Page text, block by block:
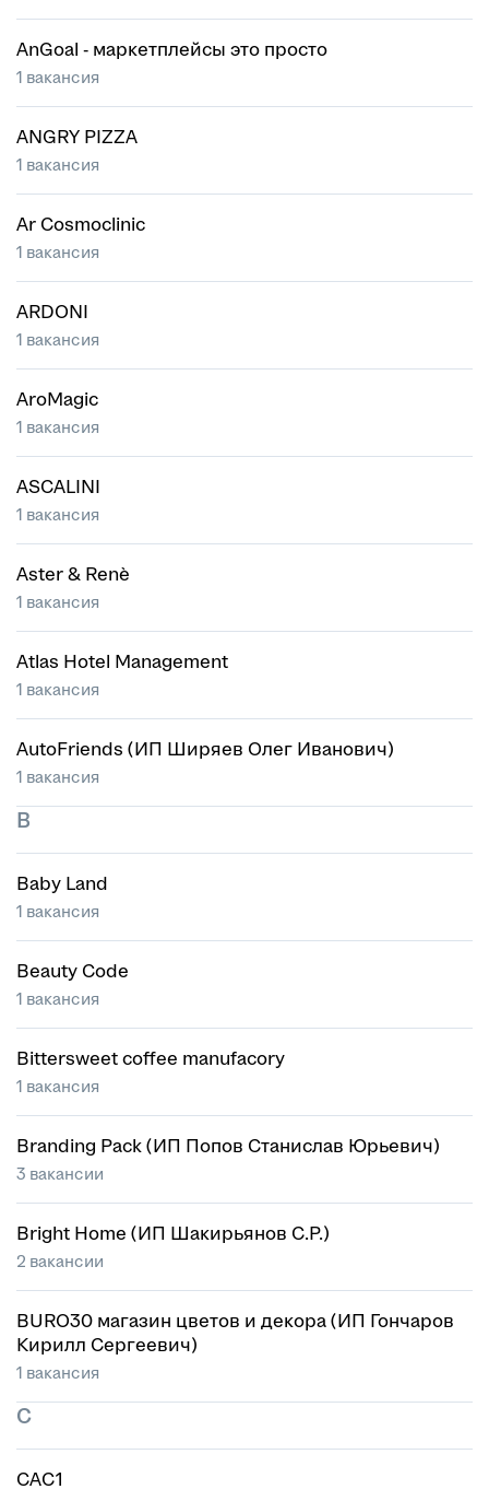
AnGoal - маркетплейсы это просто
1 вакансия
ANGRY PIZZA
1 вакансия
Ar Cosmoclinic
1 вакансия
ARDONI
1 вакансия
AroMagic
1 вакансия
ASCALINI
1 вакансия
Aster & Renè
1 вакансия
Atlas Hotel Management
1 вакансия
AutoFriends (ИП Ширяев Олег Иванович)
1 вакансия
B
Baby Land
1 вакансия
Beauty Code
1 вакансия
Bittersweet coffee manufacory
1 вакансия
Branding Pack (ИП Попов Станислав Юрьевич)
3 вакансии
Bright Home (ИП Шакирьянов С.Р.)
2 вакансии
BURO30 магазин цветов и декора (ИП Гончаров
Кирилл Сергеевич)
1 вакансия
C
CAC1